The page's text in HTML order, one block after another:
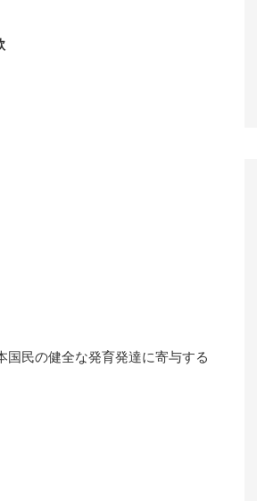
民の健全な発育発達に寄与する